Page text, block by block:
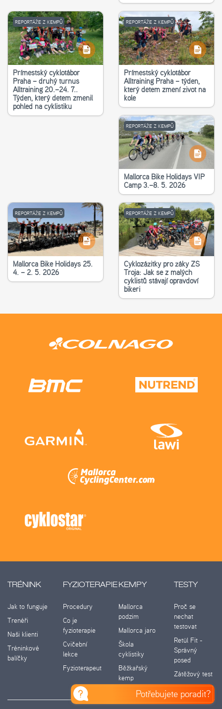
Potřebujete poradit?
REPORTÁŽE Z KEMPŮ
Příměstský cyklotábor
Praha – druhý turnus
Alltraining 20.–24. 7..
Týden, který dětem změnil
pohled na cyklistiku
REPORTÁŽE Z KEMPŮ
Příměstský cyklotábor
Alltraining Praha – týden,
který dětem změní život na
kole
REPORTÁŽE Z KEMPŮ
Mallorca Bike Holidays VIP
Camp 3.–8. 5. 2026
REPORTÁŽE Z KEMPŮ
Mallorca Bike Holidays 25.
4. – 2. 5. 2026
REPORTÁŽE Z KEMPŮ
Cyklozážitky pro žáky ZŠ
Troja: Jak se z malých
cyklistů stávají opravdoví
bikeři
TRÉNINK
Jak to funguje
Trenéři
Naši klienti
Tréninkové
balíčky
FYZIOTERAPIE
Procedury
Co je
fyzioterapie
Cvičební
lekce
Fyzioterapeut
KEMPY
Mallorca
podzim
Mallorca jaro
Škola
cyklistiky
Běžkařský
kemp
TESTY
Proč se
nechat
testovat
Retül Fit -
Správný
posed
Zátěžový test